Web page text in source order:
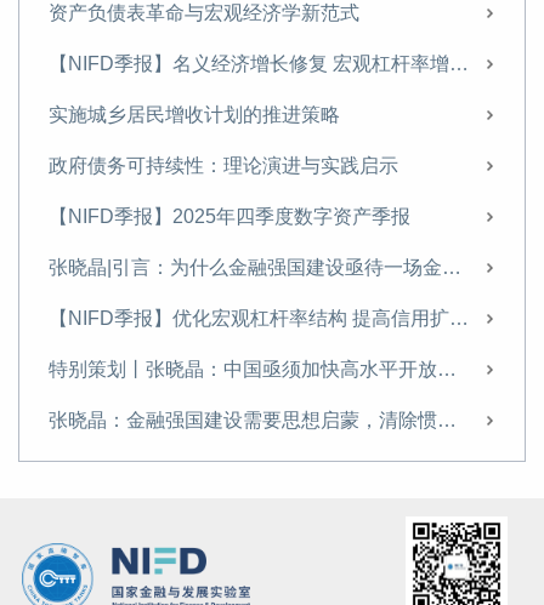
壮大耐心资本：理论逻辑、时代价值与现实路径
【NIFD季报】2025年三季度数字资产季报
【NIFD季报】供需失衡难改善，美国“胀”大于“滞”——2025H1全球金融市场
【NIFD季报】宏观杠杆率首破300%，私人部门信用扩张趋缓——2025年二季度宏观杠杆率报告
张晓晶：加强人工智能发展的金融支持
锚定金融强国目标，加快构建中国自主的金融学知识体系
资产负债表革命与宏观经济学新范式
【NIFD季报】名义经济增长修复 宏观杠杆率增幅收窄——2026年一季度宏观杠杆率报告
实施城乡居民增收计划的推进策略
政府债务可持续性：理论演进与实践启示
【NIFD季报】2025年四季度数字资产季报
张晓晶|引言：为什么金融强国建设亟待一场金融启蒙？
【NIFD季报】优化宏观杠杆率结构 提高信用扩张对增长的支持效能——2025年四季度宏观杠杆率报告
特别策划丨张晓晶：中国亟须加快高水平开放下的金融制度创新
张晓晶：金融强国建设需要思想启蒙，清除惯性思维丨长安讲坛